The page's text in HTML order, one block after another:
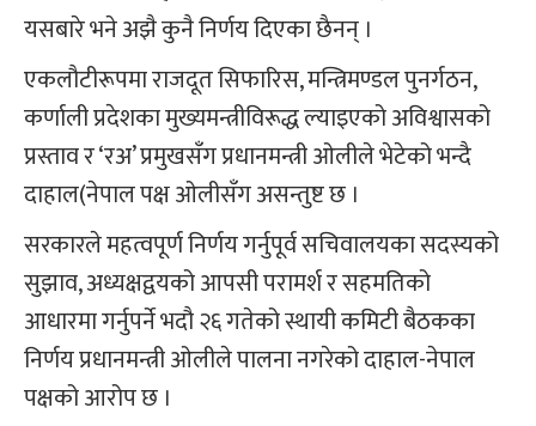
यसबारे भने अझै कुनै निर्णय दिएका छैनन् ।
एकलौटीरूपमा राजदूत सिफारिस, मन्त्रिमण्डल पुनर्गठन,
कर्णाली प्रदेशका मुख्यमन्त्रीविरूद्ध ल्याइएको अविश्वासको
प्रस्ताव र ‘रअ’ प्रमुखसँग प्रधानमन्त्री ओलीले भेटेको भन्दै
दाहाल(नेपाल पक्ष ओलीसँग असन्तुष्ट छ ।
सरकारले महत्वपूर्ण निर्णय गर्नुपूर्व सचिवालयका सदस्यको
सुझाव, अध्यक्षद्वयको आपसी परामर्श र सहमतिको
आधारमा गर्नुपर्ने भदौ २६ गतेको स्थायी कमिटी बैठकका
निर्णय प्रधानमन्त्री ओलीले पालना नगरेको दाहाल-नेपाल
पक्षको आरोप छ ।